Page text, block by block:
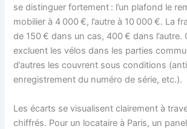
se distinguer fortement : l’un plafond le
mobilier à 4 000 €, l’autre à 10 000 €. La
de 150 € dans un cas, 400 € dans l’autre.
excluent les vélos dans les parties
d’autres les couvrent sous conditions
enregistrement du numéro de série, etc.).
Les écarts se visualisent clairement à
chiffrés. Pour un locataire à Paris, un